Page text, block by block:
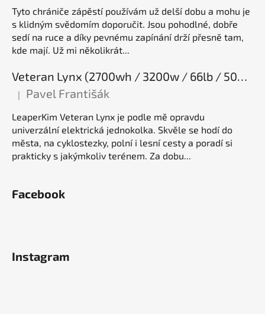
Tyto chrániče zápěstí používám už delší dobu a mohu je
s klidným svědomím doporučit. Jsou pohodlné, dobře
sedí na ruce a díky pevnému zapínání drží přesně tam,
kde mají. Už mi několikrát...
Veteran Lynx (2700wh / 3200w / 66lb / 50E), elektrická jednokolka
Hodnocení produktu je 5 z 5 hvězdiček.
| Pavel Františák
LeaperKim Veteran Lynx je podle mě opravdu
univerzální elektrická jednokolka. Skvěle se hodí do
města, na cyklostezky, polní i lesní cesty a poradí si
prakticky s jakýmkoliv terénem. Za dobu...
Facebook
Instagram